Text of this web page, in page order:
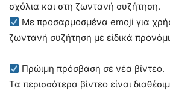
σχόλια και στη ζωντανή συζήτηση.
Με προσαρμοσμένα emoji για
ζωντανή συζήτηση με είδικά
Πρώιμη πρόσβαση σε νέα βίντεο.
Τα περισσότερα βίντεο είναι